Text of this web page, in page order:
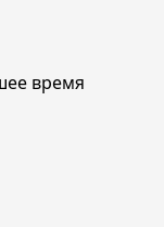
время